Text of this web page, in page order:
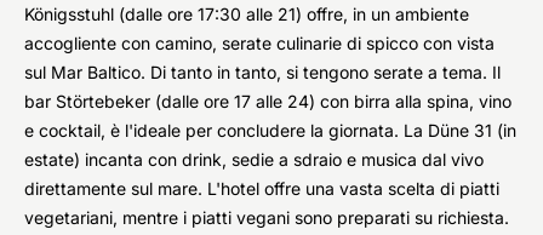
Königsstuhl (dalle ore 17:30 alle 21) offre, in un ambiente
accogliente con camino, serate culinarie di spicco con vista
sul Mar Baltico. Di tanto in tanto, si tengono serate a tema. Il
bar Störtebeker (dalle ore 17 alle 24) con birra alla spina, vino
e cocktail, è l'ideale per concludere la giornata. La Düne 31 (in
estate) incanta con drink, sedie a sdraio e musica dal vivo
direttamente sul mare. L'hotel offre una vasta scelta di piatti
vegetariani, mentre i piatti vegani sono preparati su richiesta.